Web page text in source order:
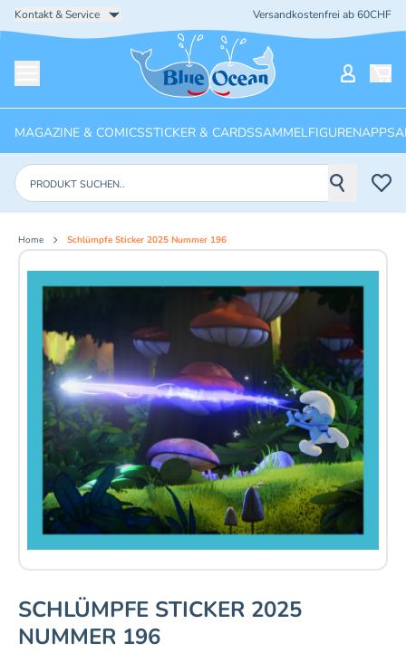
Kontakt & Service Versandkostenfrei ab 60CHF
Startseite
MAGAZINE & COMICSSTICKER & CARDSSAMMELFIGURENAPPS
Produkte suchen
Home Schlümpfe Sticker 2025 Nummer 196
SCHLÜMPFE STICKER 2025
NUMMER 196